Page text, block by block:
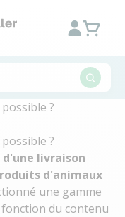
?
?
livraison
d'animaux
une gamme
du contenu